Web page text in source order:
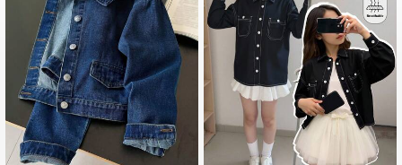
4.90 8K ผู้ติดตาม
4.90 8K ผู้ติดตาม